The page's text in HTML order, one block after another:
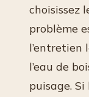
choisissez
problème
l’entretien
l’eau de
puisage.